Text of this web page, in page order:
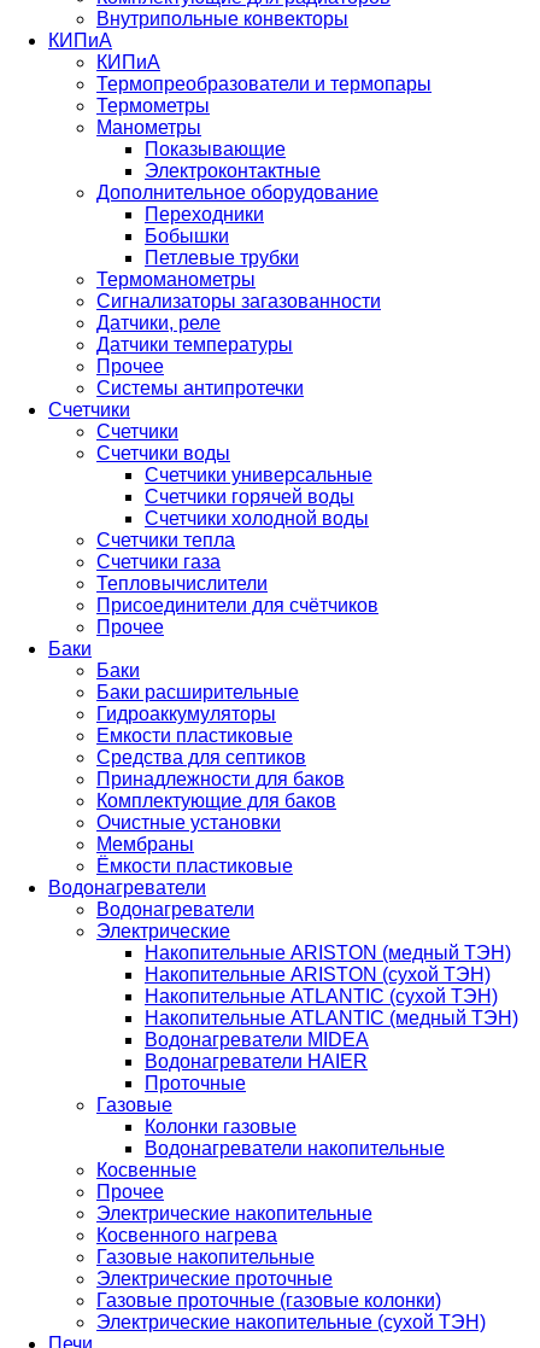
Внутрипольные конвекторы
КИПиА
КИПиА
Термопреобразователи и термопары
Термометры
Манометры
Показывающие
Электроконтактные
Дополнительное оборудование
Переходники
Бобышки
Петлевые трубки
Термоманометры
Сигнализаторы загазованности
Датчики, реле
Датчики температуры
Прочее
Системы антипротечки
Счетчики
Счетчики
Счетчики воды
Счетчики универсальные
Счетчики горячей воды
Счетчики холодной воды
Счетчики тепла
Счетчики газа
Тепловычислители
Присоединители для счётчиков
Прочее
Баки
Баки
Баки расширительные
Гидроаккумуляторы
Емкости пластиковые
Средства для септиков
Принадлежности для баков
Комплектующие для баков
Очистные установки
Мембраны
Ёмкости пластиковые
Водонагреватели
Водонагреватели
Электрические
Накопительные ARISTON (медный ТЭН)
Накопительные ARISTON (сухой ТЭН)
Накопительные ATLANTIC (сухой ТЭН)
Накопительные ATLANTIC (медный ТЭН)
Водонагреватели MIDEA
Водонагреватели HAIER
Проточные
Газовые
Колонки газовые
Водонагреватели накопительные
Косвенные
Прочее
Электрические накопительные
Косвенного нагрева
Газовые накопительные
Электрические проточные
Газовые проточные (газовые колонки)
Электрические накопительные (сухой ТЭН)